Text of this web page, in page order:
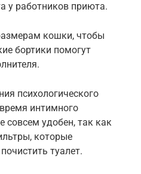
у работников приюта.
кошки, чтобы
бортики помогут
психологического
интимного
совсем удобен, так как
которые
туалет.